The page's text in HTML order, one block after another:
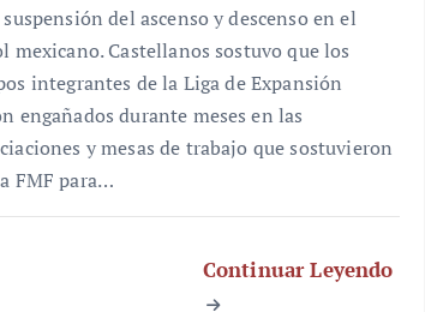
del ascenso y descenso en el
mexicano. Castellanos sostuvo que los
integrantes de la Liga de Expansión
engañados durante meses en las
y mesas de trabajo que sostuvieron
FMF para…
Continuar Leyendo